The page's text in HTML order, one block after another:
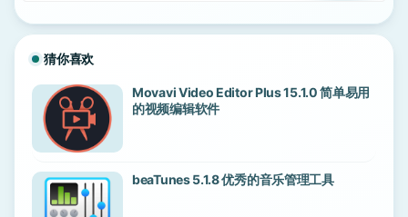
猜你喜欢
Movavi Video Editor Plus 15.1.0 简单易用
的视频编辑软件
beaTunes 5.1.8 优秀的音乐管理工具